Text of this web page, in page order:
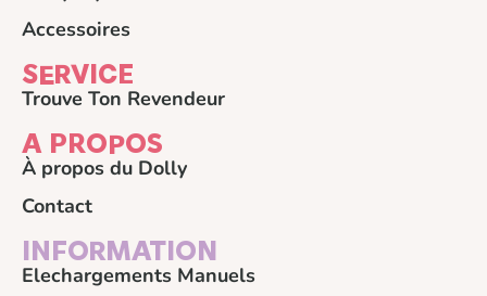
Accessoires
SERVICE
Trouve Ton Revendeur
A PROPOS
À propos du Dolly
Contact
INFORMATION
Elechargements Manuels